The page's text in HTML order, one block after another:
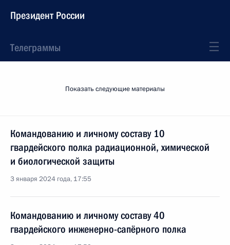
Президент России
Телеграммы
Показать следующие материалы
Командованию и личному составу 10
гвардейского полка радиационной, химической
и биологической защиты
3 января 2024 года, 17:55
Командованию и личному составу 40
гвардейского инженерно-сапёрного полка